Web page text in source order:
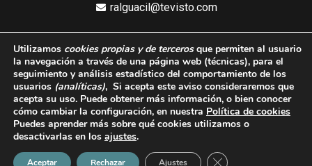
ralguacil@tevisto.com
Aviso legal
Política de privacidad
Política de cookies
Condiciones generales de compra
Utilizamos cookies propias y de tercerosque permiten al usuario
la navegación a través de una página web (técnicas), para el
seguimiento y análisis estadístico del comportamiento de los
usuarios (analíticas), Si acepta este aviso consideraremos que
acepta su uso. Puede obtener más información, o bien conocer
cómo cambiar la configuración, en nuestra Política de cookies
Puedes aprender más sobre qué cookies utilizamos o
desactivarlas en los ajustes.
Aceptar Rechazar Ajustes Cerrar el banner de